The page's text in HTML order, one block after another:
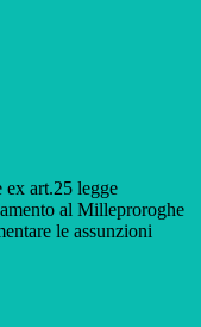
art.25 legge
al Milleproroghe
le assunzioni